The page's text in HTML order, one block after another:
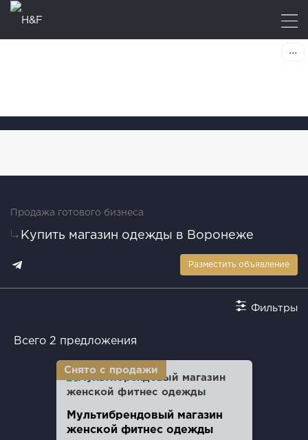
Продажа готового бизнеса
Купить магазин одежды в Воронеже
Разместить объявление
Фильтры
Всего 2 предложения
Мультибрендовый магазин
женской фитнес одежды